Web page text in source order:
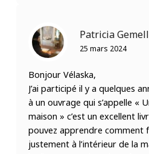
Patricia
25 mars 2024
Bonjour Vélaska,
J’ai participé il y a quelques
à un ouvrage qui s’appelle «
maison » c’est un excellent
pouvez apprendre comment
justement à l’intérieur de la